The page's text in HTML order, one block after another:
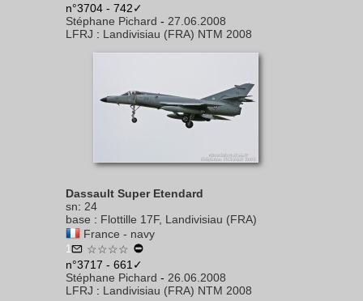
n°3704 - 742✓
Stéphane Pichard - 27.06.2008
LFRJ : Landivisiau (FRA) NTM 2008
Dassault Super Etendard
sn: 24
base : Flottille 17F, Landivisiau (FRA)
France - navy
1
☆☆☆☆
n°3717 - 661✓
Stéphane Pichard - 26.06.2008
LFRJ : Landivisiau (FRA) NTM 2008